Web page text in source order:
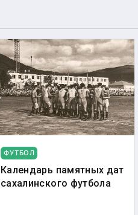
ФУТБОЛ
Календарь памятных дат
сахалинского футбола